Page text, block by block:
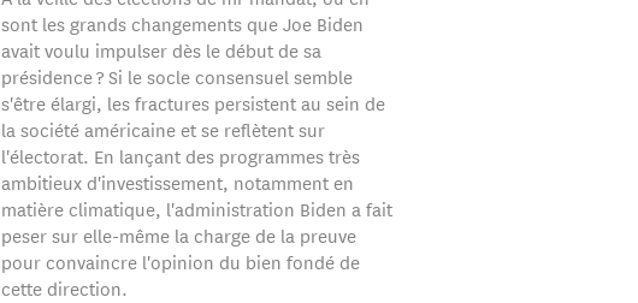
sont les grands changements que Joe Biden
avait voulu impulser dès le début de sa
présidence ? Si le socle consensuel semble
s'être élargi, les fractures persistent au sein de
la société américaine et se reflètent sur
l'électorat. En lançant des programmes très
ambitieux d'investissement, notamment en
matière climatique, l'administration Biden a fait
peser sur elle-même la charge de la preuve
pour convaincre l'opinion du bien fondé de
cette direction.